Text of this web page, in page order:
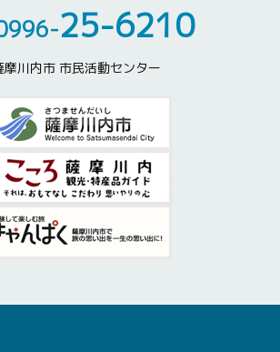
らせ
令和８年度市民活動支援補助金
催します[事務局]
らせ
令和８年度 市民活動支援補助金
対策コース）の対象事業を募集しま
25-6210
摩川内市 市民活動センター